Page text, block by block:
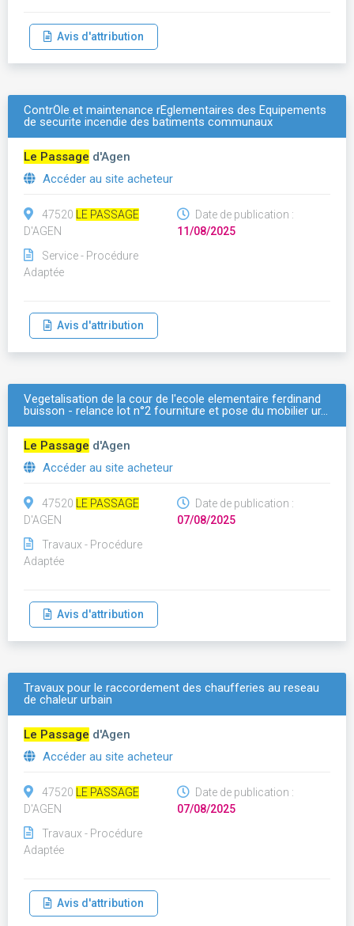
Avis d'attribution
ContrÔle et maintenance rÉglementaires des Équipements
de securite incendie des batiments communaux
Le Passage d'Agen
Accéder au site acheteur
47520
LE PASSAGE
D'AGEN
Service - Procédure
Adaptée
Date de publication :
11/08/2025
Avis d'attribution
Vegetalisation de la cour de l'ecole elementaire ferdinand
buisson - relance lot n°2 fourniture et pose du mobilier ur…
Le Passage d'Agen
Accéder au site acheteur
47520
LE PASSAGE
D'AGEN
Travaux - Procédure
Adaptée
Date de publication :
07/08/2025
Avis d'attribution
Travaux pour le raccordement des chaufferies au reseau
de chaleur urbain
Le Passage d'Agen
Accéder au site acheteur
47520
LE PASSAGE
D'AGEN
Travaux - Procédure
Adaptée
Date de publication :
07/08/2025
Avis d'attribution